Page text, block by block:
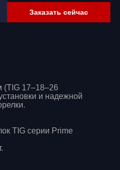
Заказать сейчас
17–18–26
и надежной
TIG серии Prime